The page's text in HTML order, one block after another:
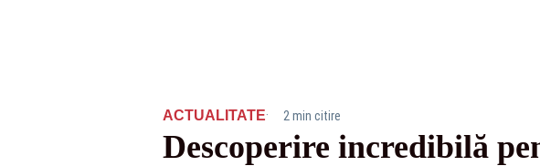
ACTUALITATE· 2 min citire
Descoperire incredibilă